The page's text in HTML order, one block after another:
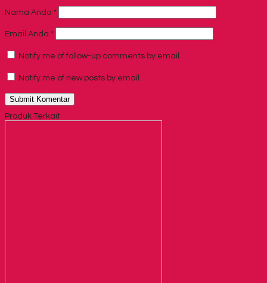
Nama Anda *
Email Anda *
Notify me of follow-up comments by email.
Notify me of new posts by email.
Produk Terkait